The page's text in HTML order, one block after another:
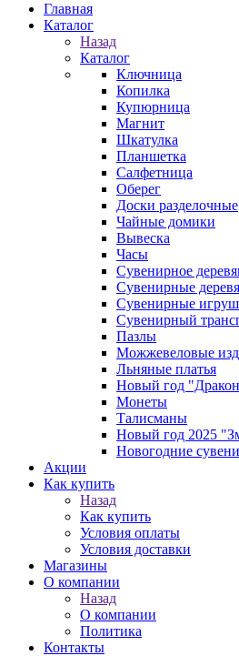
Главная
Каталог
Назад
Каталог
Ключница
Копилка
Купюрница
Магнит
Шкатулка
Планшетка
Салфетница
Оберег
Доски разделочные
Чайные домики
Вывеска
Часы
Сувенирное
Сувенирные
Сувенирные
Сувенирный
Пазлы
Можжевеловые
Льняные платья
Новый год
Монеты
Талисманы
Новый год 2025
Новогодние
Акции
Как купить
Назад
Как купить
Условия оплаты
Условия доставки
Магазины
О компании
Назад
О компании
Политика
Контакты